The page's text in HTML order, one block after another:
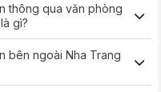
thông qua văn phòng
gì?
bên ngoài Nha Trang